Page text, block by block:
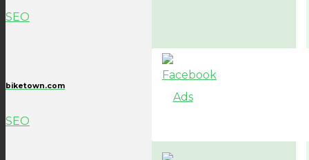
SEO
biketown.com
SEO